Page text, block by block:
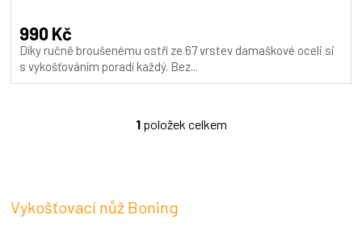
produktu
je
5,0
990 Kč
Díky ručně broušenému ostří ze 67 vrstev damaškové oceli si
s vykošťováním poradí každý. Bez...
O
1položek celkem
Vykošťovací nůž Boning